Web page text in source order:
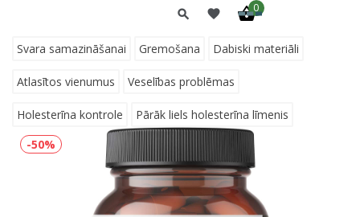
0
Svara samazināšanai Gremošana Dabiski materiāli
Atlasītos vienumus Veselības problēmas
Holesterīna kontrole
Pārāk liels holesterīna līmenis
-50%